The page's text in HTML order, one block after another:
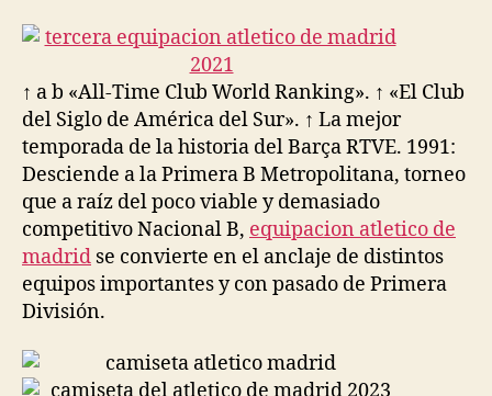
↑ a b «All-Time Club World Ranking». ↑ «El Club
del Siglo de América del Sur». ↑ La mejor
temporada de la historia del Barça RTVE. 1991:
Desciende a la Primera B Metropolitana, torneo
que a raíz del poco viable y demasiado
competitivo Nacional B, equipacion atletico de
madrid se convierte en el anclaje de distintos
equipos importantes y con pasado de Primera
División.